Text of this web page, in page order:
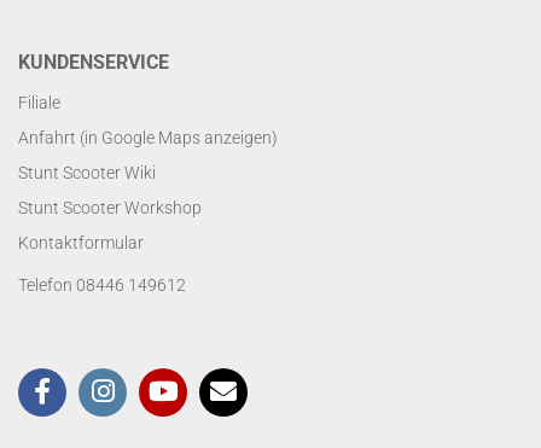
KUNDENSERVICE
Filiale
Anfahrt (in Google Maps anzeigen)
Stunt Scooter Wiki
Stunt Scooter Workshop
Kontaktformular
Telefon 08446 149612